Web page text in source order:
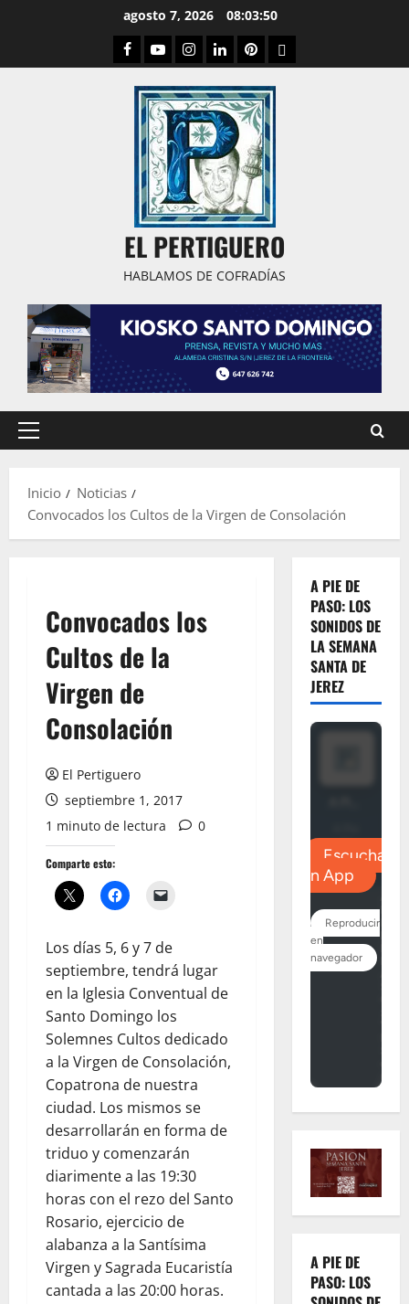
agosto 7, 2026 08:03:51
Facebook
YoutubeInstagram
LinkedPinterestDribbble
EL PERTIGUERO
HABLAMOS DE COFRADÍAS
Menú
Inicio
Noticias
Convocados los Cultos de la Virgen de Consolación
Convocados los
Cultos de la
Virgen de
Consolación
El Pertiguero
septiembre 1, 2017
1 minuto de lectura
0
Comparte esto:
Los días 5, 6 y 7 de
septiembre, tendrá lugar
en la Iglesia Conventual de
Santo Domingo los
Solemnes Cultos dedicado
a la Virgen de Consolación,
Copatrona de nuestra
ciudad. Los mismos se
desarrollarán en forma de
triduo y comenzarán
diarimente a las 19:30
horas con el rezo del Santo
Rosario, ejercicio de
alabanza a la Santísima
Virgen y Sagrada Eucaristía
cantada a las 20:00 horas.
A PIE DE
PASO: LOS
SONIDOS DE
LA SEMANA
SANTA DE
JEREZ
A PIE DE
PASO: LOS